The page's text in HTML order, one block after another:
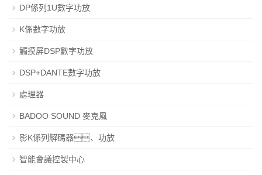
DP係列1U數字功放
K係數字功放
觸摸屏DSP數字功放
DSP+DANTE數字功放
處理器
BADOO SOUND 麥克風
影K係列解碼器、功放
智能會議控製中心